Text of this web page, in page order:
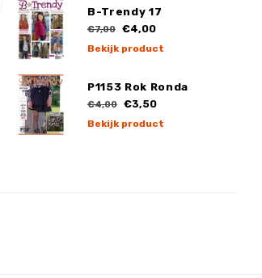
B-Trendy 17
€7,00 €4,00
Bekijk product
P1153 Rok Ronda
€4,00 €3,50
Bekijk product